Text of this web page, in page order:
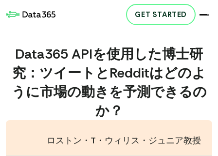
Data365 APIを使用した博士研
究：ツイートとRedditはどのよ
うに市場の動きを予測できるの
か？
ロストン・T・ウィリス・ジュニア教授
GET STARTED